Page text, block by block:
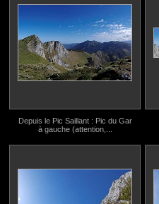
Depuis le Pic Saillant : Pic du Gar
à gauche (attention,...